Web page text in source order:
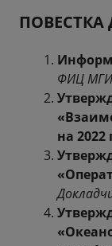
ПОВЕСТКА
ФИЦ МГИ
на 2022